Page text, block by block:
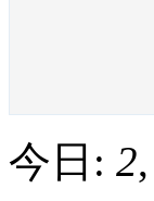
今日: 2